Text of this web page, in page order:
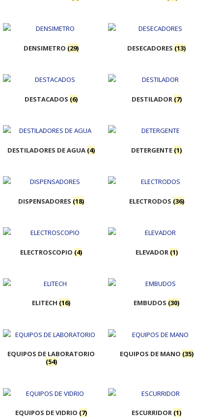
DENSIMETRO (29) DESECADORES (13)
DESTACADOS (6) DESTILADOR (7)
DESTILADORES DE AGUA (4) DETERGENTE (1)
DISPENSADORES (18) ELECTRODOS (36)
ELECTROSCOPIO (4) ELEVADOR (1)
ELITECH (16) EMBUDOS (30)
EQUIPOS DE LABORATORIO
(54)
EQUIPOS DE MANO (35)
EQUIPOS DE VIDRIO (7) ESCURRIDOR (1)